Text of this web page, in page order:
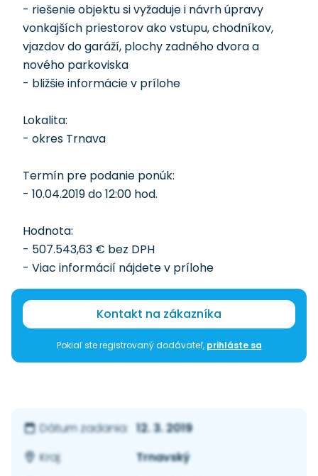
- riešenie objektu si vyžaduje i návrh úpravy
vonkajších priestorov ako vstupu, chodníkov,
vjazdov do garáží, plochy zadného dvora a
nového parkoviska
- bližšie informácie v prílohe
Lokalita:
- okres Trnava
Termín pre podanie ponúk:
- 10.04.2019 do 12:00 hod.
Hodnota:
- 507.543,63 € bez DPH
- Viac informácií nájdete v prílohe
Kontakt na zákazníka
Pokiaľ ste registrovaný dodávateľ, prihláste sa
Dátum zadania: 12. 3. 2019
Kraj:
Trnavský